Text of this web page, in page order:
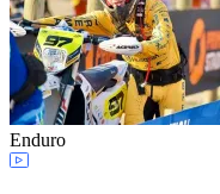
Enduro